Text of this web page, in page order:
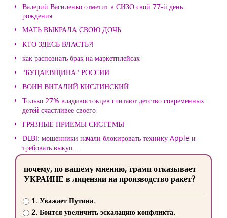
Валерий Василенко отметит в СИЗО свой 77-й день
рождения
МАТЬ ВЫКРАЛА СВОЮ ДОЧЬ
КТО ЗДЕСЬ ВЛАСТЬ?!
как распознать брак на маркетплейсах
"БУЦАЕВЩИНА" РОССИИ
ВОИН ВИТАЛИЙ КИСЛИНСКИЙ
Только 27% владивостокцев считают детство современных
детей счастливее своего
ГРЯЗНЫЕ ПРИЕМЫ СИСТЕМЫ
DLBI: мошенники начали блокировать технику Apple и
требовать выкуп...
почему, по вашему мнению, трамп отказывает
УКРАИНЕ в лицензии на производство ракет?
1. Уважает Путина.
2. Боится увеличить эскалацию конфликта.